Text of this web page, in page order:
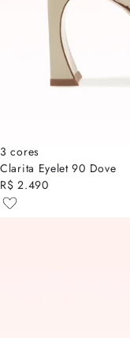
3 cores
Clarita Eyelet 90 Dove
R$ 2.490